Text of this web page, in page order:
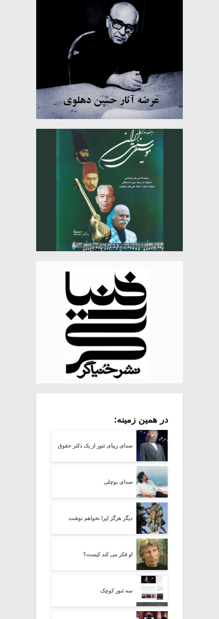
در همین زمینه:
صدای زیبای تنور از یک دکتر حقوق
صدای بوچلی
دیگر هرگز اپرا نخواهم نوشت
او فکر می کند کیست؟
سه تنور کوچک